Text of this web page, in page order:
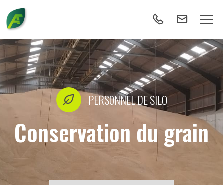
PERSONNEL DE SILO
Conservation du grain